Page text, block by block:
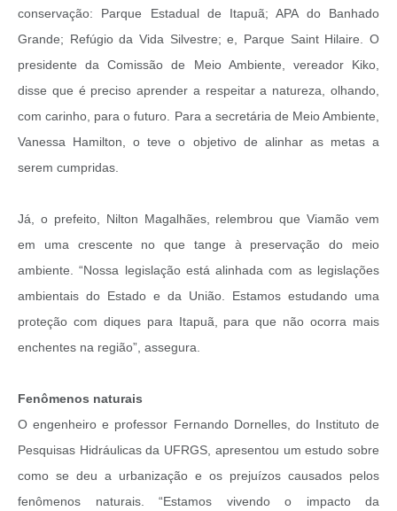
conservação: Parque Estadual de Itapuã; APA do Banhado
Grande; Refúgio da Vida Silvestre; e, Parque Saint Hilaire. O
presidente da Comissão de Meio Ambiente, vereador Kiko,
disse que é preciso aprender a respeitar a natureza, olhando,
com carinho, para o futuro. Para a secretária de Meio Ambiente,
Vanessa Hamilton, o teve o objetivo de alinhar as metas a
serem cumpridas.
Já, o prefeito, Nilton Magalhães, relembrou que Viamão vem
em uma crescente no que tange à preservação do meio
ambiente. “Nossa legislação está alinhada com as legislações
ambientais do Estado e da União. Estamos estudando uma
proteção com diques para Itapuã, para que não ocorra mais
enchentes na região”, assegura.
Fenômenos naturais
O engenheiro e professor Fernando Dornelles, do Instituto de
Pesquisas Hidráulicas da UFRGS, apresentou um estudo sobre
como se deu a urbanização e os prejuízos causados pelos
fenômenos naturais. “Estamos vivendo o impacto da